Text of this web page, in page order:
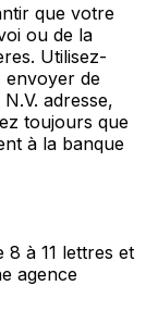
que votre
ou de la
Utilisez-
envoyer de
adresse,
toujours que
à la banque
8 à 11 lettres et
agence